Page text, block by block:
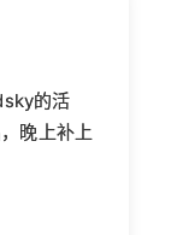
的活
晚上补上